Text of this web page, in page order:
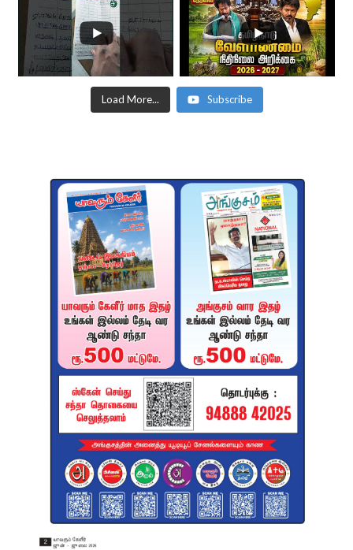
Load More... Subscribe